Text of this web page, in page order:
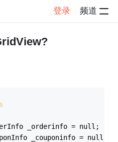
登录 频道
详情
_orderinfo = null;
_couponinfo = null;